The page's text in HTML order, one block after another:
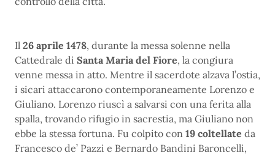
Il 26 aprile 1478, durante la messa solenne nella
Cattedrale di Santa Maria del Fiore, la congiura
venne messa in atto. Mentre il sacerdote alzava l’ostia,
i sicari attaccarono contemporaneamente Lorenzo e
Giuliano. Lorenzo riuscì a salvarsi con una ferita alla
spalla, trovando rifugio in sacrestia, ma Giuliano non
ebbe la stessa fortuna. Fu colpito con 19 coltellate da
Francesco de’ Pazzi e Bernardo Bandini Baroncelli,